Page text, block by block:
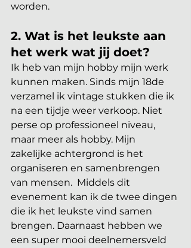
worden.
2. Wat is het leukste aan
het werk wat jij doet?
Ik heb van mijn hobby mijn werk
kunnen maken. Sinds mijn 18de
verzamel ik vintage stukken die ik
na een tijdje weer verkoop. Niet
perse op professioneel niveau,
maar meer als hobby. Mijn
zakelijke achtergrond is het
organiseren en samenbrengen
van mensen.  Middels dit
evenement kan ik de twee dingen
die ik het leukste vind samen
brengen. Daarnaast hebben we
een super mooi deelnemersveld